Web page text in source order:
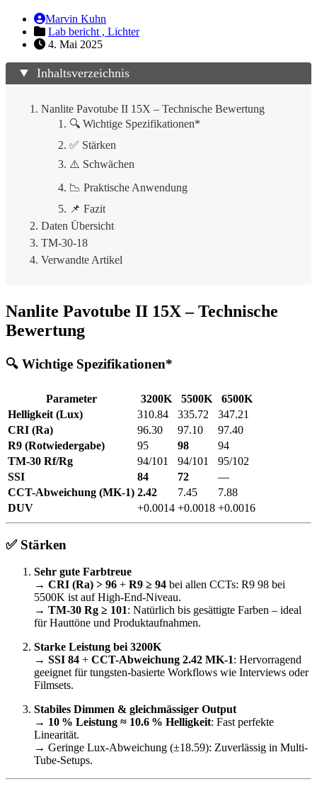
Marvin Kuhn
Lab bericht , Lichter
4. Mai 2025
Inhaltsverzeichnis
Nanlite Pavotube II 15X – Technische Bewertung
🔍 Wichtige Spezifikationen*
✅ Stärken
⚠️ Schwächen
📉 Praktische Anwendung
📌 Fazit
Daten Übersicht
TM-30-18
Verwandte Artikel
Nanlite Pavotube II 15X – Technische
Bewertung
🔍 Wichtige Spezifikationen*
Parameter 3200K 5500K
6500K
Helligkeit (Lux)
310.84 335.72
347.21
CRI (Ra)
96.30 97.10
97.40
R9 (Rotwiedergabe)
95 98
94
TM-30 Rf/Rg
94/101 94/101
95/102
SSI
84 72
—
CCT-Abweichung (MK-1) 2.42 7.45
7.88
DUV
+0.0014 +0.0018 +0.0016
✅ Stärken
Sehr gute Farbtreue
→ CRI (Ra) > 96 + R9 ≥ 94 bei allen CCTs: R9 98 bei
5500K ist auf High-End-Niveau.
→ TM-30 Rg ≥ 101: Natürlich bis gesättigte Farben – ideal
für Hauttöne und Produktaufnahmen.
Starke Leistung bei 3200K
→ SSI 84 + CCT-Abweichung 2.42 MK-1: Hervorragend
geeignet für tungsten-basierte Workflows wie Interviews oder
Filmsets.
Stabiles Dimmen & gleichmässiger Output
→ 10 % Leistung ≈ 10.6 % Helligkeit: Fast perfekte
Linearität.
→ Geringe Lux-Abweichung (±18.59): Zuverlässig in Multi-
Tube-Setups.